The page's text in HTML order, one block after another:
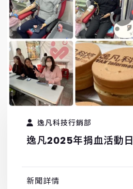
逸凡科技行銷部
逸凡2025年捐血活動日
新聞詳情